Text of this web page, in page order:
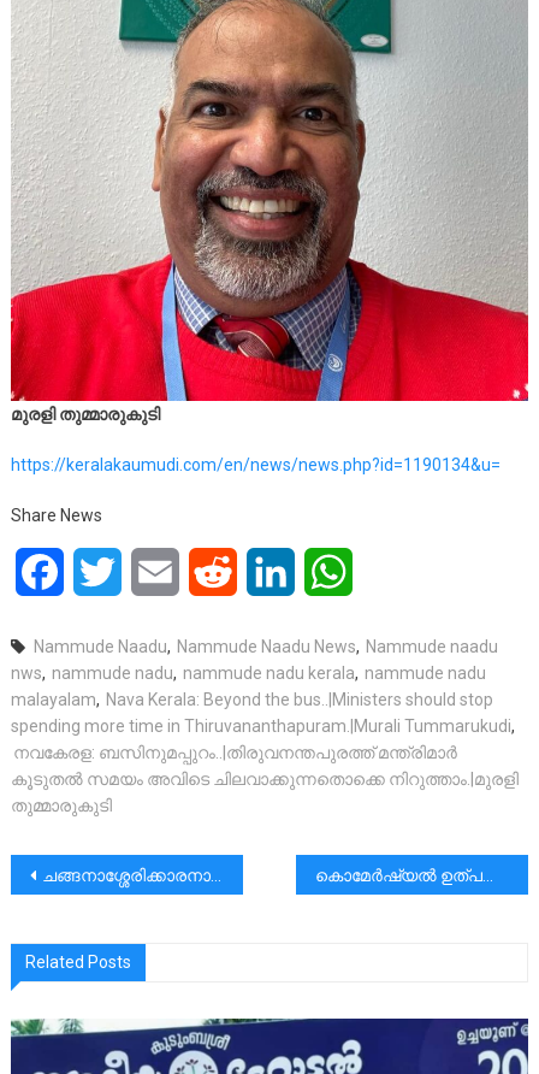
മുരളി തുമ്മാരുകുടി
https://keralakaumudi.com/en/news/news.php?id=1190134&u=
Share News
FacebookTwitter Email Reddit LinkedIn
Nammude Naadu, Nammude Naadu News, Nammude naadu
nws, nammude nadu, nammude nadu kerala, nammude nadu
malayalam, Nava Kerala: Beyond the bus..|Ministers should stop
spending more time in Thiruvananthapuram.|Murali Tummarukudi,
നവകേരള: ബസിനുമപ്പുറം..|തിരുവനന്തപുരത്ത് മന്ത്രിമാർ
കൂടുതൽ സമയം അവിടെ ചിലവാക്കുന്നതൊക്കെ നിറുത്താം.|മുരളി
തുമ്മാരുകുടി
പോസ്റ്റുകളിലൂടെ
ചങ്ങനാശ്ശേരിക്കാരനായ ഒരു പ്രശസ്ത നാസ ശാസ്ത്രജ്ഞൻ ഉണ്ടായിരുന്നു, അദ്ദേഹം ഒരു വൈദികനുമായിരുന്നു കൊമേർഷ്യൽ ഉത്പന്നമോ, സേവനമോ അല്ല ജനകീയ ഭരണം. അങ്ങനെയാണെന്ന ഉപദേശം നൽകുന്നവരെ സൂക്ഷിക്കണം.
Related Posts